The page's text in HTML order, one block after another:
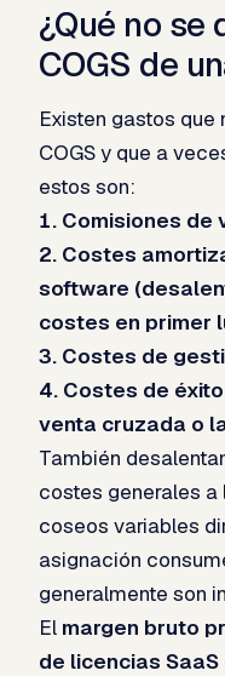
¿Qué no se
COGS de
Existen gastos que
COGS y que a
estos son:
1. Comisiones de
2. Costes
software
costes en primer
3. Costes de
4. Costes de
venta cruzada o
También
costes generales a
coseos variables
asignación
generalmente son
El margen bruto
de licencias